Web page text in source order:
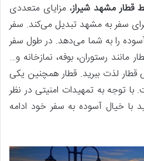
قطار مشهد شیراز، مزایای متعددی
برای سفر به مشهد تبدیل می‌کند. سفر
را به شما می‌دهد. در طول سفر
مانند رستوران، بوفه، نمازخانه و…
قطار لذت ببرید. قطار همچنین یکی
توجه به تمهیدات امنیتی در نظر
با خیال آسوده به سفر خود ادامه